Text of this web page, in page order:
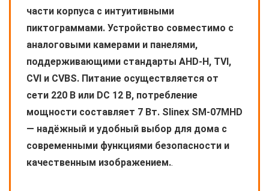
части корпуса с интуитивными
пиктограммами. Устройство совместимо с
аналоговыми камерами и панелями,
поддерживающими стандарты AHD-H, TVI,
CVI и CVBS. Питание осуществляется от
сети 220 В или DC 12 В, потребление
мощности составляет 7 Вт. Slinex SM-07MHD
— надёжный и удобный выбор для дома с
современными функциями безопасности и
качественным изображением..